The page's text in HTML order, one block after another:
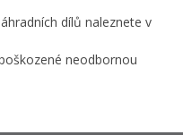
dílů naleznete v
neodbornou